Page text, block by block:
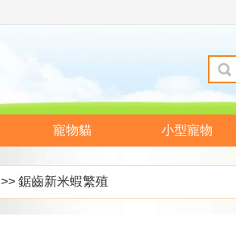
寵物貓 小型寵物
>> 鋸齒新米蝦繁殖